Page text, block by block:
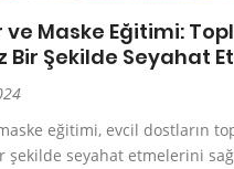
ve Maske Eğitimi:
Bir Şekilde Seyahat
eğitimi, evcil dostların
şekilde seyahat etmelerini